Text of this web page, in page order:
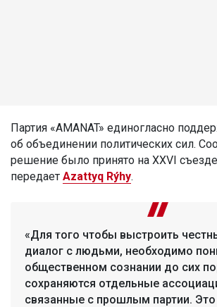
Партия «AMANAT» единогласно
об объединении политических сил.
решение было принято на XXVI
передает Azattyq Rýhy.
«Для того чтобы выстроить
диалог с людьми, необходимо
общественном сознании до сих
сохраняются отдельные
связанные с прошлым партии.